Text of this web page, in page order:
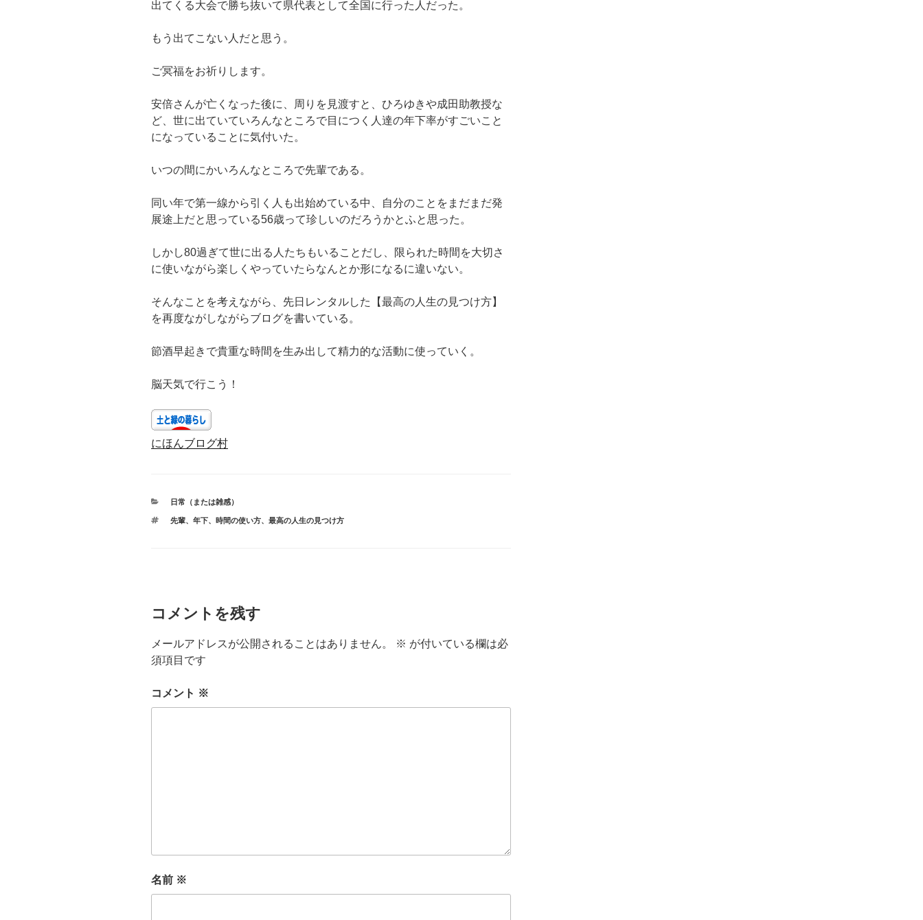
出てくる大会で勝ち抜いて県代表として全国に行った人だった。
もう出てこない人だと思う。
ご冥福をお祈りします。
安倍さんが亡くなった後に、周りを見渡すと、ひろゆきや成田助教授な
ど、世に出ていていろんなところで目につく人達の年下率がすごいこと
になっていることに気付いた。
いつの間にかいろんなところで先輩である。
同い年で第一線から引く人も出始めている中、自分のことをまだまだ発
展途上だと思っている56歳って珍しいのだろうかとふと思った。
しかし80過ぎて世に出る人たちもいることだし、限られた時間を大切さ
に使いながら楽しくやっていたらなんとか形になるに違いない。
そんなことを考えながら、先日レンタルした【最高の人生の見つけ方】
を再度ながしながらブログを書いている。
節酒早起きで貴重な時間を生み出して精力的な活動に使っていく。
脳天気で行こう！
にほんブログ村
カ
ゴ
日常（または雑感）
タ
先輩、 年下、 時間の使い方、 最高の人生の見つけ方
コメントを残す
メールアドレスが公開されることはありません。 ※ が付いている欄は必
須項目です
コメント ※
名前 ※